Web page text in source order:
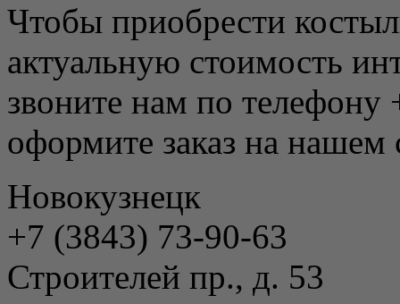
Чтобы приобрести
актуальную стоимость
звоните нам по
оформите заказ на нашем
Новокузнецк
+7 (3843) 73-90-63
Строителей пр., д. 53